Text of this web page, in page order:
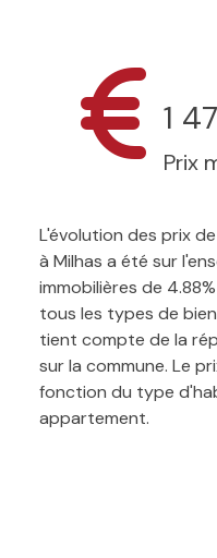
1
Prix
L'évolution des prix
à Milhas a été sur
immobilières de
tous les types de
tient compte de la
sur la commune. Le
fonction du type
appartement.